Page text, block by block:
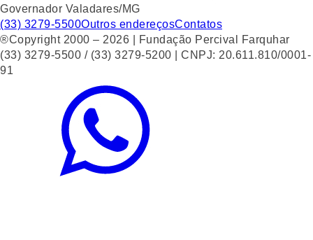
Governador Valadares/MG
(33) 3279-5500Outros endereçosContatos
®Copyright 2000 – 2026 | Fundação Percival Farquhar
(33) 3279-5500 / (33) 3279-5200 | CNPJ: 20.611.810/0001-
91